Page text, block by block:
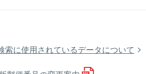
索に使用されているデータについて